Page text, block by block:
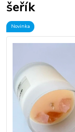
šeřík
Novinka